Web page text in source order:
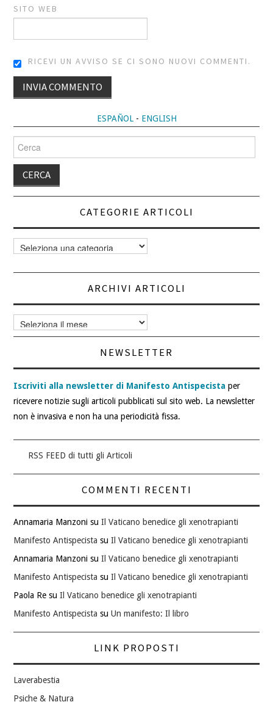
SITO WEB
RICEVI UN AVVISO SE CI SONO NUOVI COMMENTI.
ESPAÑOL- ENGLISH
per:
CATEGORIE ARTICOLI
Categorie
articoli
ARCHIVI ARTICOLI
Archivi
articoli
NEWSLETTER
Iscriviti alla newsletter di Manifesto Antispecista per
ricevere notizie sugli articoli pubblicati sul sito web. La newsletter
non è invasiva e non ha una periodicità fissa.
RSS FEED di tutti gli Articoli
COMMENTI RECENTI
Annamaria Manzoni suIl Vaticano benedice gli xenotrapianti
Manifesto Antispecista suIl Vaticano benedice gli xenotrapianti
Annamaria Manzoni suIl Vaticano benedice gli xenotrapianti
Manifesto Antispecista suIl Vaticano benedice gli xenotrapianti
Paola Re suIl Vaticano benedice gli xenotrapianti
Manifesto Antispecista suUn manifesto: Il libro
LINK PROPOSTI
Laverabestia
Psiche & Natura